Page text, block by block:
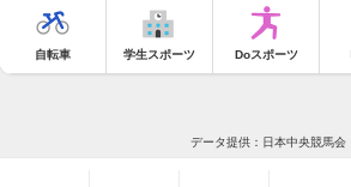
自転車 学生スポーツ Doスポーツ
データ提供：日本中央競馬会